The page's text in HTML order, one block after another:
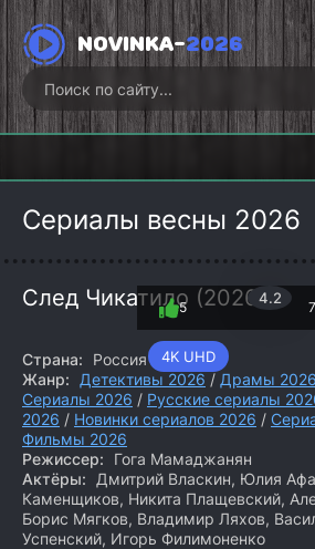
NOVINKA-2026
Викинги:
Вальхалла
Фоллаут (2026)
Сериалы весны 2026
След Чикатило (2026)
4K UHD
4.2
5 7
Страна:
Россия
Жанр:
Детективы 2026 / Драмы 2026
Сериалы 2026 / Русские сериалы
2026 / Новинки сериалов 2026 /
Фильмы 2026
Режиссер:
Гога Мамаджанян
Актёры:
Дмитрий Власкин, Юлия
Каменщиков, Никита Плащевский,
Борис Мягков, Владимир Ляхов,
Успенский, Игорь Филимоненко